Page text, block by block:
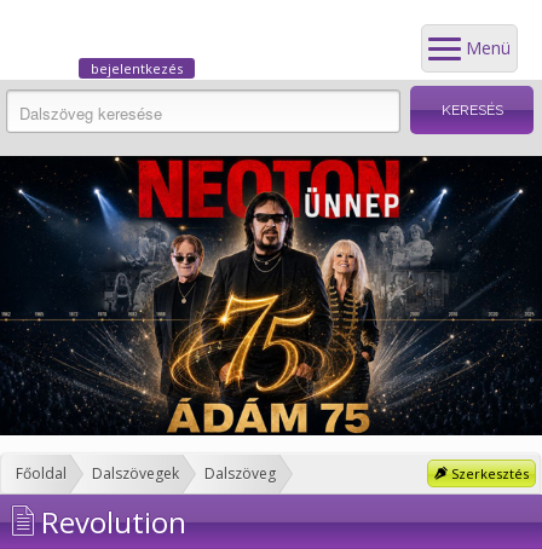
Menü
bejelentkezés
Szerkesztés
Főoldal Dalszövegek Dalszöveg
Revolution